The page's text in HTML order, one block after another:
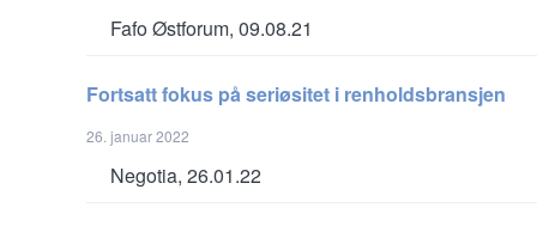
Fafo Østforum, 09.08.21
Fortsatt fokus på seriøsitet i renholdsbransjen
26. januar 2022
Negotia, 26.01.22